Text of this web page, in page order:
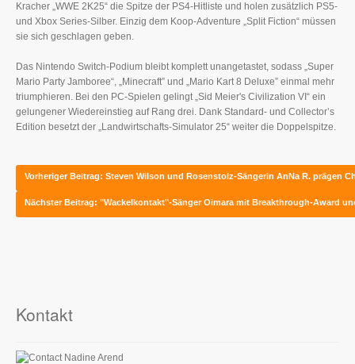
Kracher „WWE 2K25“ die Spitze der PS4-Hitliste und holen zusätzlich PS5-
und Xbox Series-Silber. Einzig dem Koop-Adventure „Split Fiction“ müssen
sie sich geschlagen geben.
Das Nintendo Switch-Podium bleibt komplett unangetastet, sodass „Super
Mario Party Jamboree“, „Minecraft” und „Mario Kart 8 Deluxe” einmal mehr
triumphieren. Bei den PC-Spielen gelingt „Sid Meier's Civilization VI“ ein
gelungener Wiedereinstieg auf Rang drei. Dank Standard- und Collector’s
Edition besetzt der „Landwirtschafts-Simulator 25“ weiter die Doppelspitze.
Vorheriger Beitrag: Steven Wilson und Rosenstolz-Sängerin AnNa R. prägen
Nächster Beitrag: "Wackelkontakt"-Sänger Oimara mit Breakthrough-Award
Kontakt
Nadine Arend